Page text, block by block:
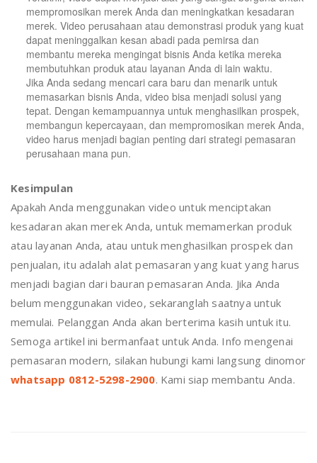
mempromosikan merek Anda dan meningkatkan kesadaran
merek. Video perusahaan atau demonstrasi produk yang kuat
dapat meninggalkan kesan abadi pada pemirsa dan
membantu mereka mengingat bisnis Anda ketika mereka
membutuhkan produk atau layanan Anda di lain waktu.
Jika Anda sedang mencari cara baru dan menarik untuk
memasarkan bisnis Anda, video bisa menjadi solusi yang
tepat. Dengan kemampuannya untuk menghasilkan prospek,
membangun kepercayaan, dan mempromosikan merek Anda,
video harus menjadi bagian penting dari strategi pemasaran
perusahaan mana pun.
Kesimpulan
Apakah Anda menggunakan video untuk menciptakan
kesadaran akan merek Anda, untuk memamerkan produk
atau layanan Anda, atau untuk menghasilkan prospek dan
penjualan, itu adalah alat pemasaran yang kuat yang harus
menjadi bagian dari bauran pemasaran Anda. Jika Anda
belum menggunakan video, sekaranglah saatnya untuk
memulai. Pelanggan Anda akan berterima kasih untuk itu.
Semoga artikel ini bermanfaat untuk Anda. Info mengenai
pemasaran modern, silakan hubungi kami langsung dinomor
whatsapp 0812-5298-2900. Kami siap membantu Anda.